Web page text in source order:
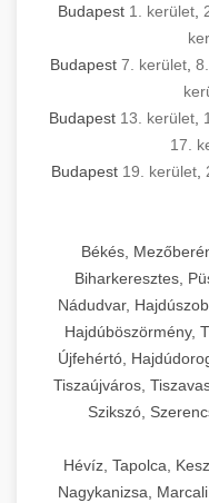
Budapest 1. kerület
Budapest 7. kerület,
Budapest 13. kerület
17.
Budapest 19. kerület
Békés,
Biharkeresztes,
Nádudvar,
Hajdúböszörmény,
Újfehértó,
Tiszaújváros,
Szikszó,
Hévíz, Tapolca,
Nagykanizsa,